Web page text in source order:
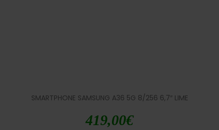
SMARTPHONE SAMSUNG A36 5G 8/256 6,7″ LIME
419,00€